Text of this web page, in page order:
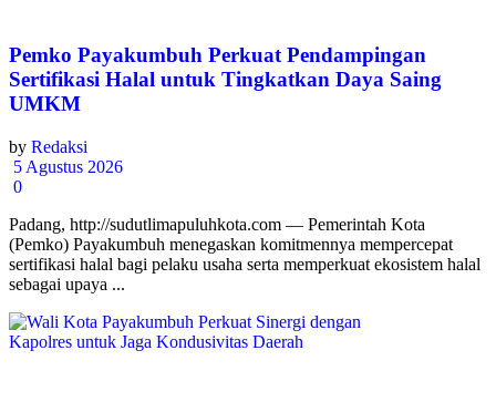
Pemko Payakumbuh Perkuat Pendampingan
Sertifikasi Halal untuk Tingkatkan Daya Saing
UMKM
by Redaksi
5 Agustus 2026
0
Padang, http://sudutlimapuluhkota.com — Pemerintah Kota
(Pemko) Payakumbuh menegaskan komitmennya mempercepat
sertifikasi halal bagi pelaku usaha serta memperkuat ekosistem halal
sebagai upaya ...